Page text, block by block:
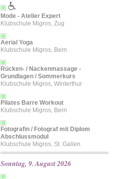
Mode - Atelier Expert
Klubschule Migros, Zug
Aerial Yoga
Klubschule Migros, Bern
Rücken- / Nackenmassage -
Grundlagen / Sommerkurs
Klubschule Migros, Winterthur
Pilates Barre Workout
Klubschule Migros, Bern
Fotografin / Fotograf mit Diplom
Abschlussmodul
Klubschule Migros, St. Gallen
Sonntag, 9. August 2026